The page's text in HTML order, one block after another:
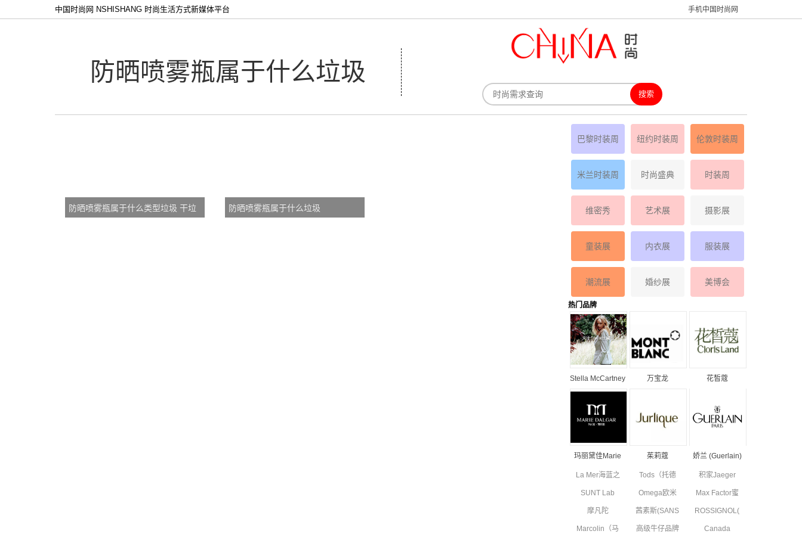
中国时尚网 NSHISHANG 时尚生活方式新媒体平台 手机中国时尚网
防晒喷雾瓶属于什么垃圾
防晒喷雾瓶属于什么类型垃圾 干垃
防晒喷雾瓶属于什么垃圾
巴黎时装周 纽约时装周 伦敦时装周
米兰时装周 时尚盛典 时装周
维密秀 艺术展 摄影展
童装展 内衣展 服装展
潮流展 婚纱展 美博会
热门品牌
Stella McCartney
丝黛拉•麦卡妮品
牌资料介绍
万宝龙
花皙蔻
玛丽黛佳Marie
简介
茱莉蔻
资料简介
娇兰 (Guerlain)
La Mer海蓝之
Tods（托德
斯）品牌资料
简介
积家Jaeger
Le Coultre品
牌资料简介
SUNT Lab
(SUN'T集团旗
下童装)全新
副线品牌资料
Omega欧米
茄品牌资料简
介
Max Factor蜜
摩凡陀
MOVADO品
茜素斯(SANS
SOUCIS)品牌
ROSSIGNOL(卢
Marcolin（马 高级牛仔品牌 Canada